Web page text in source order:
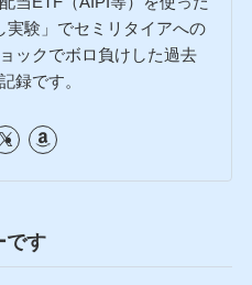
毅
アナリスト。労働と残業
当ETF（AIPI等）を使った